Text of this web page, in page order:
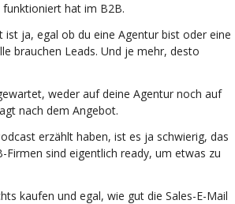
hat im B2B.
ja, egal ob du eine Agentur bist oder eine
brauchen Leads. Und je mehr, desto
weder auf deine Agentur noch auf
nach dem Angebot.
erzählt haben, ist es ja schwierig, das
sind eigentlich ready, um etwas zu
kaufen und egal, wie gut die Sales-E-Mail